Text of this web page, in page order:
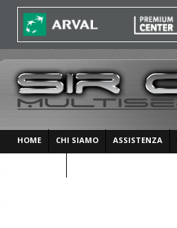
HOME CHI SIAMO ASSISTENZA